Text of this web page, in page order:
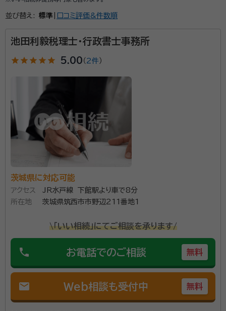
並び替え: 標準 口コミ評価&件数順
池田利毅税理士・行政書士事務所
star star star star star 5.00 （ 2件 ）
茨城県に対応可能
アクセス
JR水戸線 下館駅より車で8分
所在地
茨城県筑西市市野辺211番地1
\「いい相続」にてご相談を承ります/
phone お電話でのご相談 無料
mail Web相談も受付中 無料